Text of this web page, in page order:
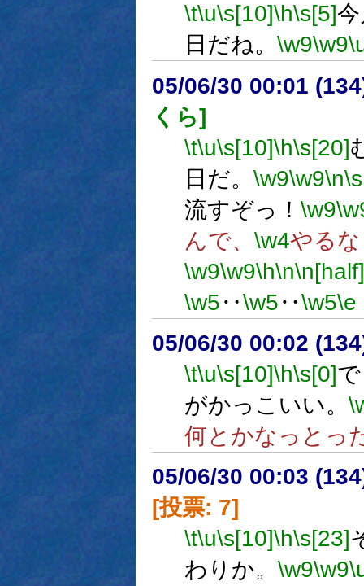
\t\u\s[10]\h\s[5]
日だね。 \w9\w9
05/06/30 00:01
くら]
\t\u\s[10]\h\s[20]
日だ。 \w9\w9\n
流すぞっ！ \w9
んで、 \w4やる
\w9\w9\h\n\n[half]
\w5‥\w5‥\w5\e
05/06/30 00:02
\t\u\s[10]\h\s[0]
がかっこいい。
何とかなっとっ
05/06/30 00:03
[投票: 7]
\t\u\s[10]\h\s[23]
わりか。 \w9\w9